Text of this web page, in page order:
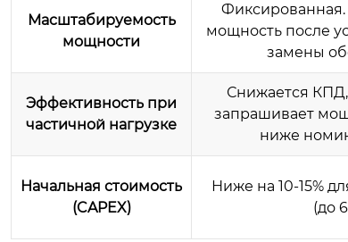
Масштабируемость
мощности
Фиксированная.
мощность после
замены
Эффективность при
частичной нагрузке
Снижается
запрашивает
ниже
Начальная стоимость
(CAPEX)
Ниже на 10-15%
(до